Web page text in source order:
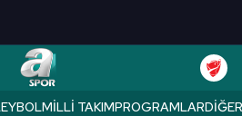
MILLI TAKIMPROGRAMLARDIĞER